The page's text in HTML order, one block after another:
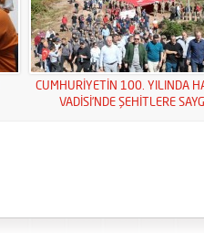
CUMHURİYETİN 100. YILINDA
VADİSİ’NDE ŞEHİTLERE